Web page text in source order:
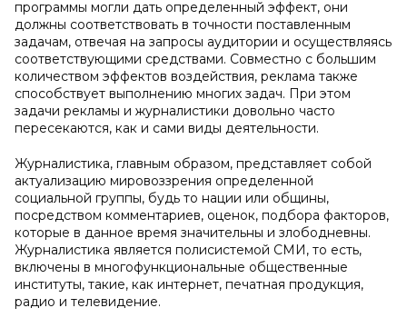
программы могли дать определенный эффект, они
должны соответствовать в точности поставленным
задачам, отвечая на запросы аудитории и осуществляясь
соответствующими средствами. Совместно с большим
количеством эффектов воздействия, реклама также
способствует выполнению многих задач. При этом
задачи рекламы и журналистики довольно часто
пересекаются, как и сами виды деятельности.
Журналистика, главным образом, представляет собой
актуализацию мировоззрения определенной
социальной группы, будь то нации или общины,
посредством комментариев, оценок, подбора факторов,
которые в данное время значительны и злободневны.
Журналистика является полисистемой СМИ, то есть,
включены в многофункциональные общественные
институты, такие, как интернет, печатная продукция,
радио и телевидение.